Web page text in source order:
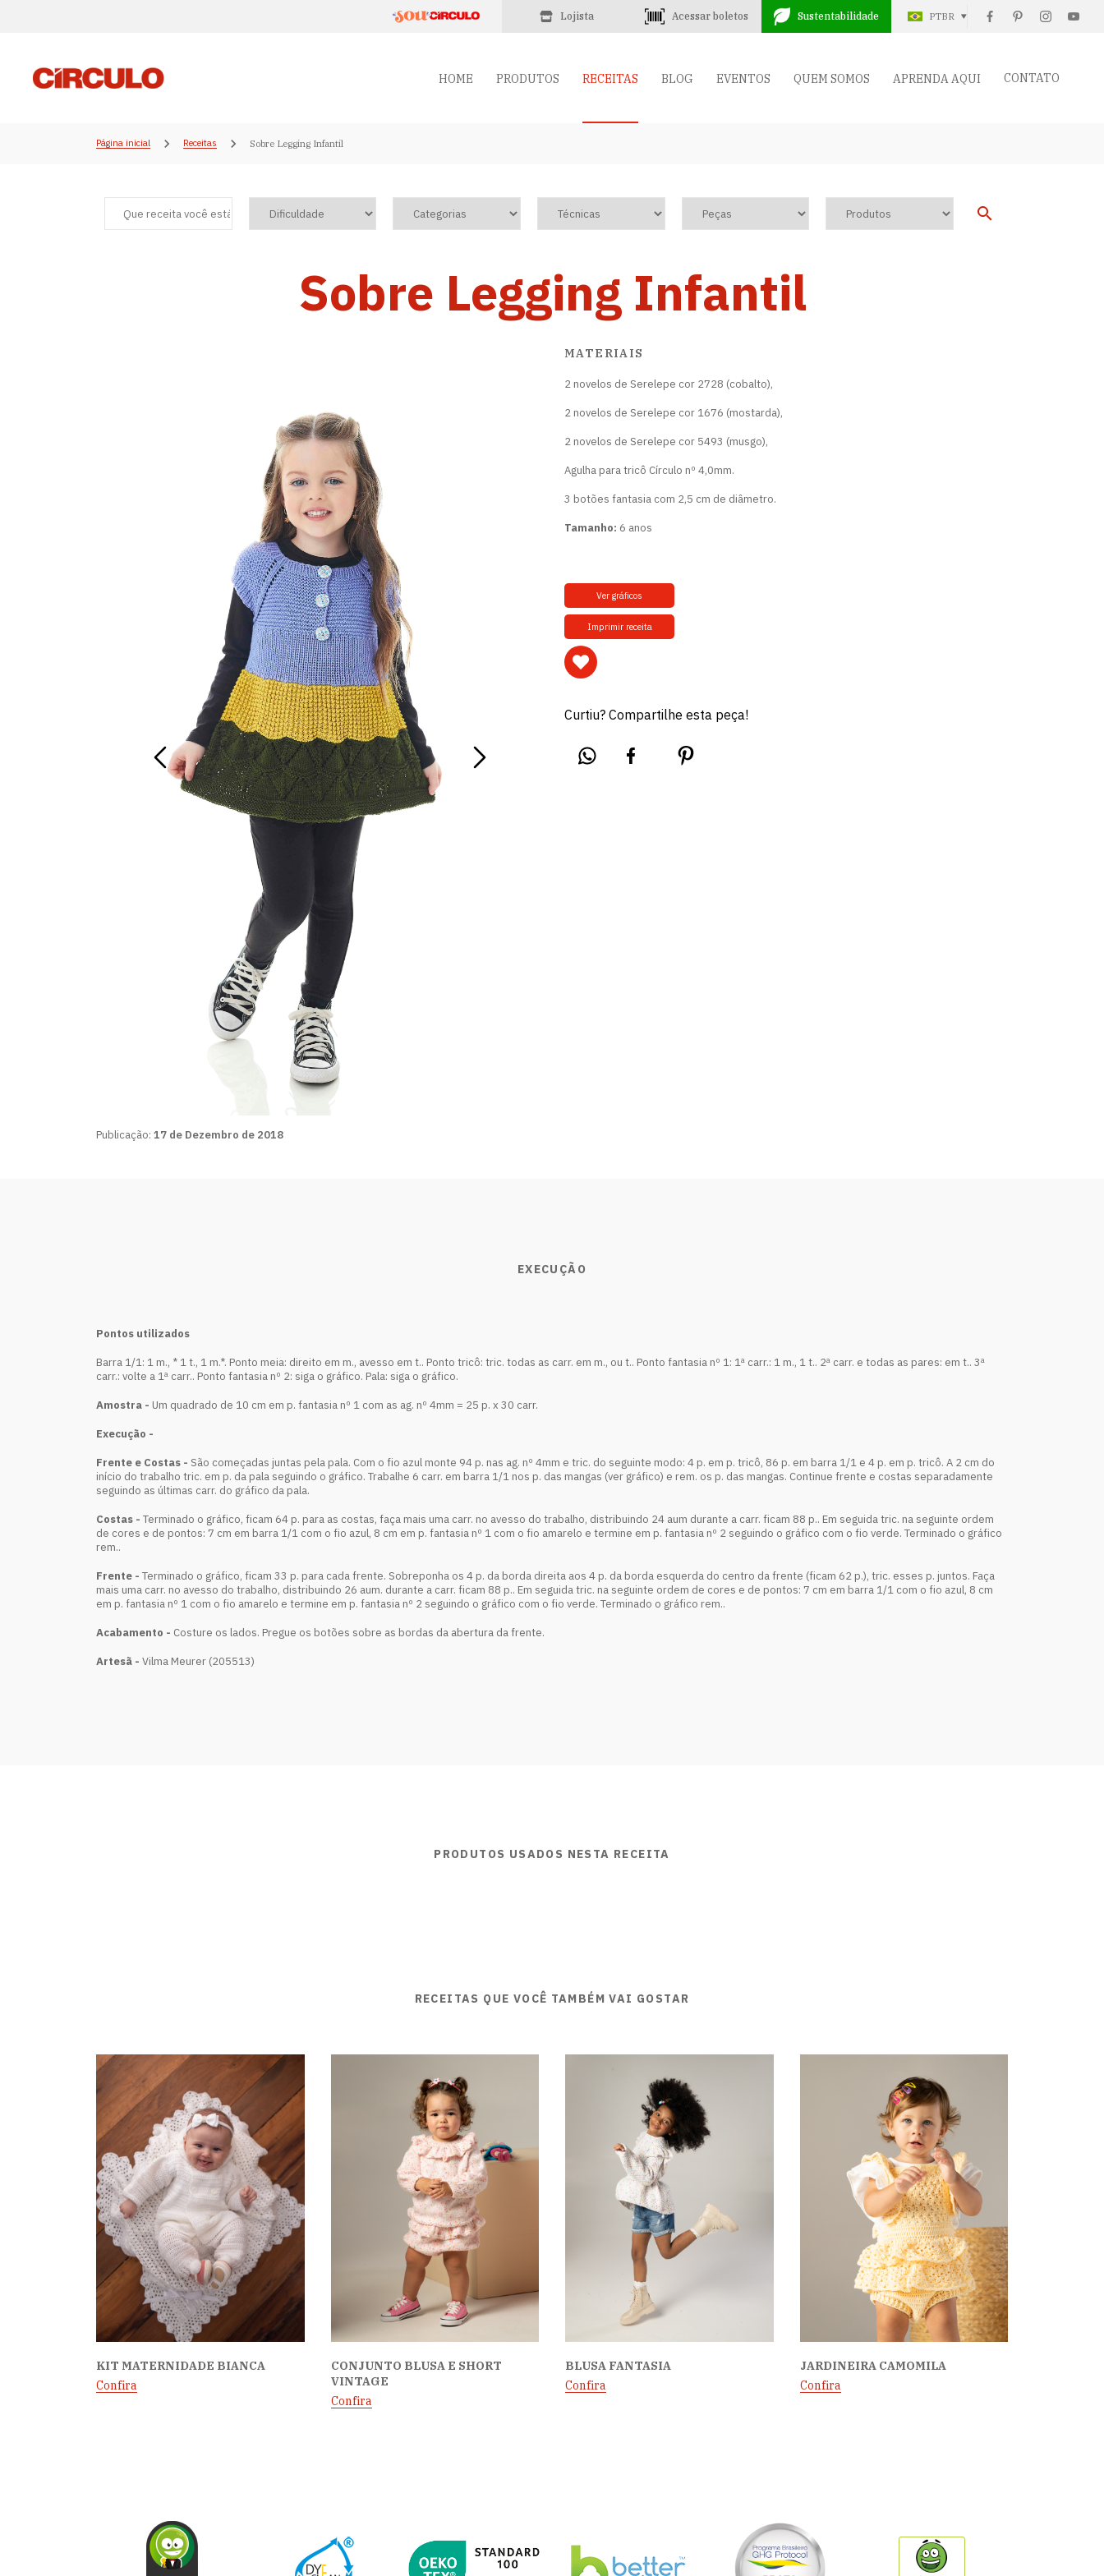
Lojista Acessar boletos Sustentabilidade PTBR
HOME PRODUTOS RECEITAS BLOG EVENTOS QUEM SOMOS APRENDA AQUI CONTATO
Página inicial Receitas Sobre Legging Infantil
Sobre Legging Infantil
Publicação: 17 de Dezembro de 2018
MATERIAIS
2 novelos de Serelepe cor 2728 (cobalto),
2 novelos de Serelepe cor 1676 (mostarda),
2 novelos de Serelepe cor 5493 (musgo),
Agulha para tricô Círculo nº 4,0mm.
3 botões fantasia com 2,5 cm de diâmetro.
Tamanho: 6 anos
Ver gráficos
Imprimir receita
Curtiu? Compartilhe esta peça!
EXECUÇÃO
Pontos utilizados
Barra 1/1: 1 m., * 1 t., 1 m.*. Ponto meia: direito em m., avesso em t.. Ponto tricô: tric. todas as carr. em m., ou t.. Ponto fantasia nº 1: 1ª carr.: 1 m., 1 t.. 2ª carr. e todas as pares: em t.. 3ª
carr.: volte a 1ª carr.. Ponto fantasia nº 2: siga o gráfico. Pala: siga o gráfico.
Amostra - Um quadrado de 10 cm em p. fantasia nº 1 com as ag. nº 4mm = 25 p. x 30 carr.
Execução -
Frente e Costas - São começadas juntas pela pala. Com o fio azul monte 94 p. nas ag. nº 4mm e tric. do seguinte modo: 4 p. em p. tricô, 86 p. em barra 1/1 e 4 p. em p. tricô. A 2 cm do
início do trabalho tric. em p. da pala seguindo o gráfico. Trabalhe 6 carr. em barra 1/1 nos p. das mangas (ver gráfico) e rem. os p. das mangas. Continue frente e costas separadamente
seguindo as últimas carr. do gráfico da pala.
Costas - Terminado o gráfico, ficam 64 p. para as costas, faça mais uma carr. no avesso do trabalho, distribuindo 24 aum durante a carr. ficam 88 p.. Em seguida tric. na seguinte ordem
de cores e de pontos: 7 cm em barra 1/1 com o fio azul, 8 cm em p. fantasia nº 1 com o fio amarelo e termine em p. fantasia nº 2 seguindo o gráfico com o fio verde. Terminado o gráfico
rem..
Frente - Terminado o gráfico, ficam 33 p. para cada frente. Sobreponha os 4 p. da borda direita aos 4 p. da borda esquerda do centro da frente (ficam 62 p.), tric. esses p. juntos. Faça
mais uma carr. no avesso do trabalho, distribuindo 26 aum. durante a carr. ficam 88 p.. Em seguida tric. na seguinte ordem de cores e de pontos: 7 cm em barra 1/1 com o fio azul, 8 cm
em p. fantasia nº 1 com o fio amarelo e termine em p. fantasia nº 2 seguindo o gráfico com o fio verde. Terminado o gráfico rem..
Acabamento - Costure os lados. Pregue os botões sobre as bordas da abertura da frente.
Artesã - Vilma Meurer (205513)
PRODUTOS USADOS NESTA RECEITA
RECEITAS QUE VOCÊ TAMBÉM VAI GOSTAR
KIT MATERNIDADE BIANCA
Confira
CONJUNTO BLUSA E SHORT
VINTAGE
Confira
BLUSA FANTASIA
Confira
JARDINEIRA CAMOMILA
Confira